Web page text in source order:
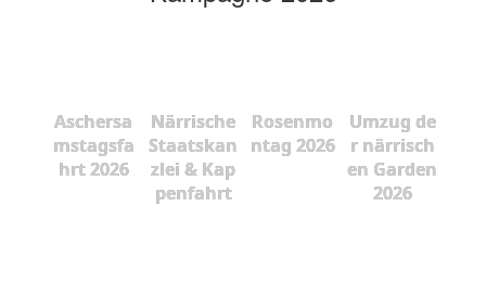
Aschersa
mstagsfa
hrt 2026
Närrische
Staatskan
zlei & Kap
penfahrt
Rosenmo
ntag 2026
Umzug de
r närrisch
en Garden
2026